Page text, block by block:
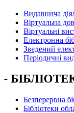
Видавнича
Віртуальна
Віртуальні
Електронна
Зведений
Періодичні
-
Безперервна
Бібліотеки